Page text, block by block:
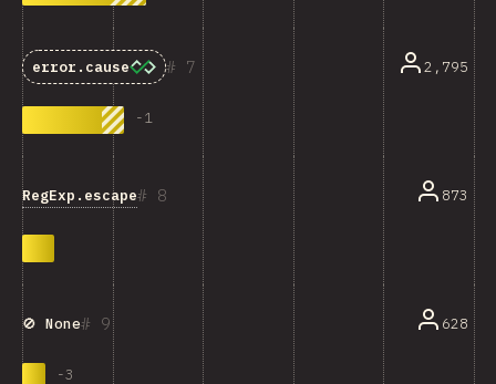
7
error.cause
-1
2,795
8
RegExp.escape 873
9
🚫 None
-3
628